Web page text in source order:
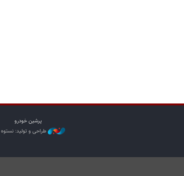
پرشین خودرو
طراحی و تولید: نستوه